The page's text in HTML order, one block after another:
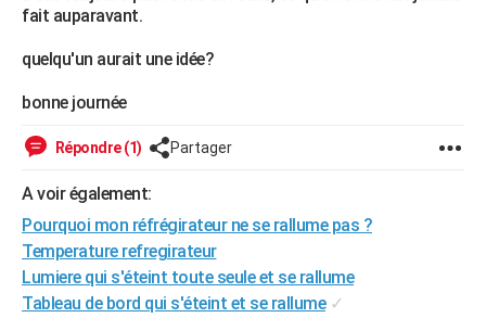
Guides de France
Escapades
Patrimoine
Expositions
Musées
Week-end nature
+LIFESTYLE
Art de vivre
Bien-être
Loisirs
Mode
Modes de vie
SANTE
Alimentation
Guide de la santé
Maladies
Médicaments
Sommeil
VOYAGE
Destinations
City break
Voyage nature
Voyage de noces
Forum
Climat
PHOTO
GUIDES D'ACHAT
BONS PLANS
CARTE DE VOEUX
fait auparavant.
quelqu'un aurait une idée?
bonne journée
Répondre (1) Partager
A voir également:
Pourquoi mon réfrégirateur ne se rallume pas ?
Temperature refregirateur
Lumiere qui s'éteint toute seule et se rallume
Tableau de bord qui s'éteint et se rallume ✓